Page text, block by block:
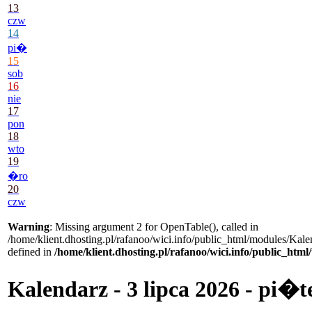
13
czw
14
pi�
15
sob
16
nie
17
pon
18
wto
19
�ro
20
czw
Warning: Missing argument 2 for OpenTable(), called in
/home/klient.dhosting.pl/rafanoo/wici.info/public_html/modules/
defined in /home/klient.dhosting.pl/rafanoo/wici.info/
Kalendarz - 3 lipca 2026 -